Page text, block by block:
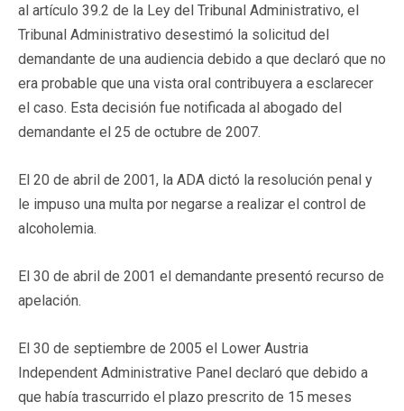
al artículo 39.2 de la Ley del Tribunal Administrativo, el
Tribunal Administrativo desestimó la solicitud del
demandante de una audiencia debido a que declaró que no
era probable que una vista oral contribuyera a esclarecer
el caso. Esta decisión fue notificada al abogado del
demandante el 25 de octubre de 2007.
El 20 de abril de 2001, la ADA dictó la resolución penal y
le impuso una multa por negarse a realizar el control de
alcoholemia.
El 30 de abril de 2001 el demandante presentó recurso de
apelación.
El 30 de septiembre de 2005 el Lower Austria
Independent Administrative Panel declaró que debido a
que había trascurrido el plazo prescrito de 15 meses